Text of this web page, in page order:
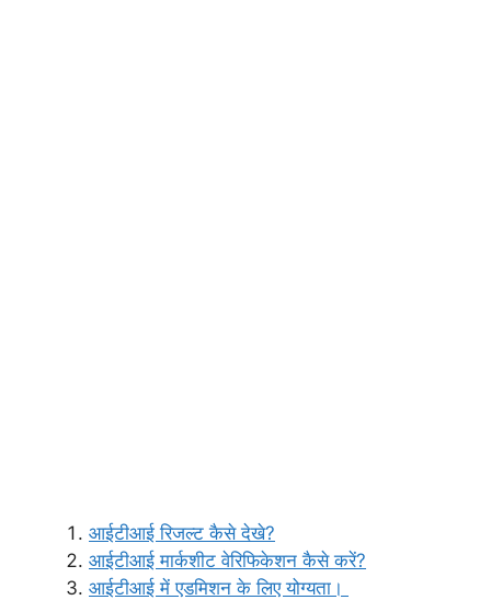
आईटीआई रिजल्ट कैसे देखे?
आईटीआई मार्कशीट वेरिफिकेशन कैसे करें?
आईटीआई में एडमिशन के लिए योग्यता।